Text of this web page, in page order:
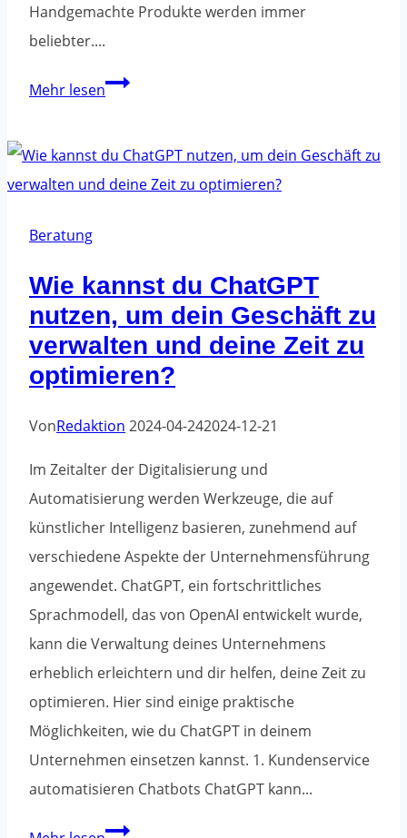
Handgemachte Produkte werden immer
beliebter....
Mehr lesenHandgemachte
Mode?
Beratung
Wie kannst du ChatGPT
nutzen, um dein Geschäft zu
verwalten und deine Zeit zu
optimieren?
VonRedaktion 2024-04-242024-12-21
Im Zeitalter der Digitalisierung und
Automatisierung werden Werkzeuge, die auf
künstlicher Intelligenz basieren, zunehmend auf
verschiedene Aspekte der Unternehmensführung
angewendet. ChatGPT, ein fortschrittliches
Sprachmodell, das von OpenAI entwickelt wurde,
kann die Verwaltung deines Unternehmens
erheblich erleichtern und dir helfen, deine Zeit zu
optimieren. Hier sind einige praktische
Möglichkeiten, wie du ChatGPT in deinem
Unternehmen einsetzen kannst. 1. Kundenservice
automatisieren Chatbots ChatGPT kann...
Wie